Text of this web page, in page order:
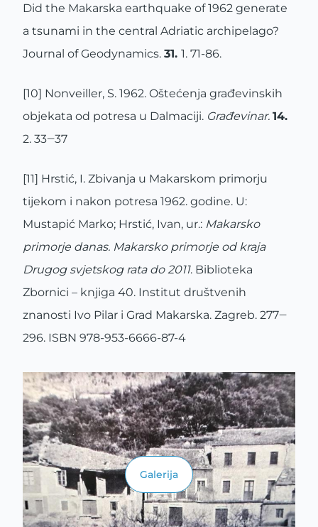
Did the Makarska earthquake of 1962 generate
a tsunami in the central Adriatic archipelago?
Journal of Geodynamics. 31. 1. 71-86.
[10] Nonveiller, S. 1962. Oštećenja građevinskih
objekata od potresa u Dalmaciji. Građevinar. 14.
2. 33‒37
[11] Hrstić, I. Zbivanja u Makarskom primorju
tijekom i nakon potresa 1962. godine. U:
Mustapić Marko; Hrstić, Ivan, ur.: Makarsko
primorje danas. Makarsko primorje od kraja
Drugog svjetskog rata do 2011. Biblioteka
Zbornici – knjiga 40. Institut društvenih
znanosti Ivo Pilar i Grad Makarska. Zagreb. 277‒
296. ISBN 978-953-6666-87-4